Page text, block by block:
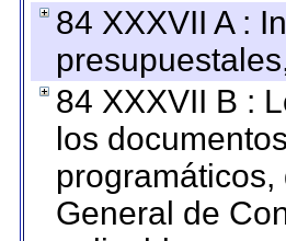
84 XXXVII A :
84 XXXVII B :
los
General de